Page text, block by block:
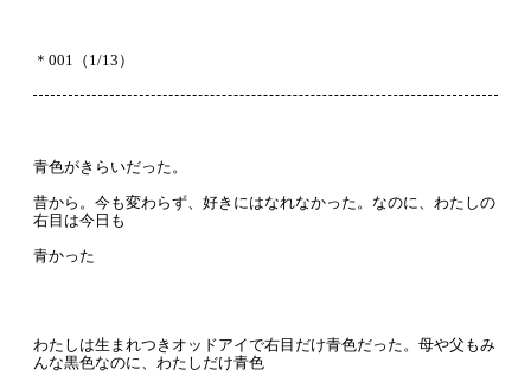
＊001（1/13）
青色がきらいだった。
昔から。今も変わらず、好きにはなれなかった。なのに、わたしの
右目は今日も
青かった
わたしは生まれつきオッドアイで右目だけ青色だった。母や父もみ
んな黒色なのに、わたしだけ青色